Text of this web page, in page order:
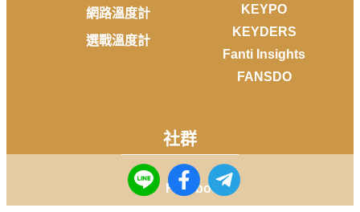
網路溫度計
選戰溫度計
KEYPO
KEYDERS
Fanti Insights
FANSDO
社群
Facebook